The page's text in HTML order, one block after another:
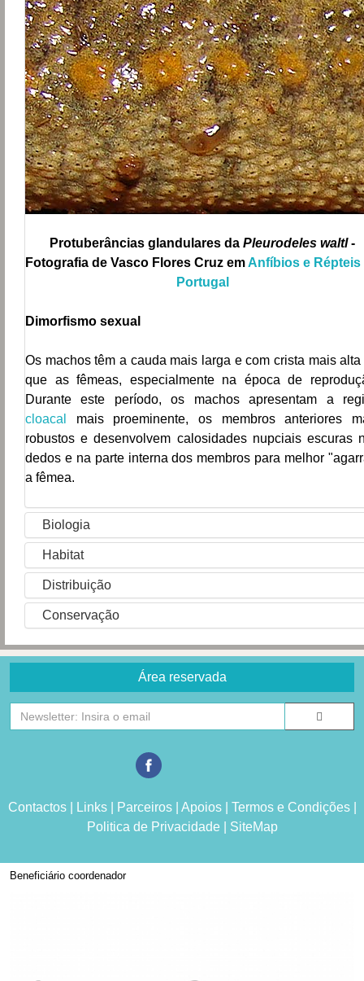
Protuberâncias glandulares da Pleurodeles waltl-
Fotografia de Vasco Flores Cruz em Anfíbios e Répteis
Portugal
Dimorfismo sexual
Os machos têm a cauda mais larga e com crista mais alta
que as fêmeas, especialmente na época de
Durante este período, os machos apresentam a
cloacal
mais proeminente, os membros anteriores
robustos e desenvolvem calosidades nupciais escuras
dedos e na parte interna dos membros para melhor
a fêmea.
Biologia
Habitat
Distribuição
Conservação
Área reservada
Contactos| Links| Parceiros| Apoios| Termos e Condições|
Politica de Privacidade| SiteMap
Beneficiário coordenador